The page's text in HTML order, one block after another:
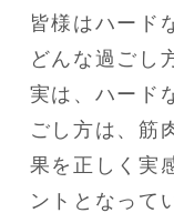
皆様はハード
どんな過ごし
実は、ハード
ごし方は、筋
果を正しく実
ントとなって